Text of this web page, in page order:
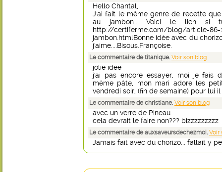
Hello Chantal,
J'ai fait le même genre de recette
au jambon". Voici le lien
http://certiferme.com/blog/article-86-
jambon.htmlBonne idée avec du
j'aime....Bisous.Françoise.
Le commentaire de titanique. Voir son blog
jolie idée
j'ai pas encore essayer, moi je fais
même pâte, mon mari adore les
vendredi soir, (fin de semaine) pour lui
Le commentaire de christiane. Voir son blog
avec un verre de Pineau
cela devrait le faire non??? bizzzzzzzzz
Le commentaire de auxsaveursdechezmoi. Voir
Jamais fait avec du chorizo... fallait y